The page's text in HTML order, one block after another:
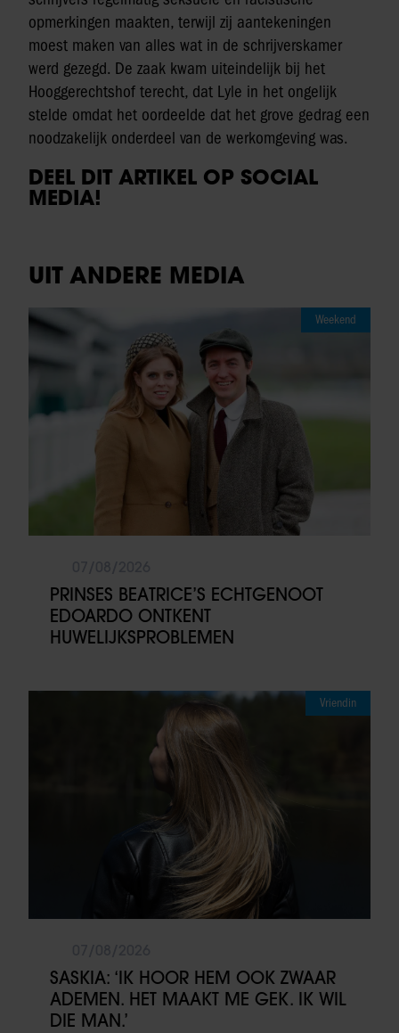
opmerkingen maakten, terwijl zij aantekeningen
moest maken van alles wat in de schrijverskamer
werd gezegd. De zaak kwam uiteindelijk bij het
Hooggerechtshof terecht, dat Lyle in het ongelijk
stelde omdat het oordeelde dat het grove gedrag een
noodzakelijk onderdeel van de werkomgeving was.
DEEL DIT ARTIKEL OP SOCIAL
MEDIA!
UIT ANDERE MEDIA
Weekend
PRINSES BEATRICE’S ECHTGENOOT
EDOARDO ONTKENT
HUWELIJKSPROBLEMEN
Vriendin
SASKIA: ‘IK HOOR HEM OOK ZWAAR
ADEMEN. HET MAAKT ME GEK. IK WIL
DIE MAN.’